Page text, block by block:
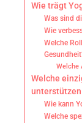
Wie trägt
Was sind
Wie
Welche
Welche
Welche
Wie kann
Welche